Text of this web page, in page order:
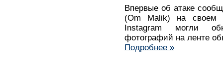
Впервые об атаке
(Om Malik) на своем
Instagram могли
фотографий на ленте
Подробнее »